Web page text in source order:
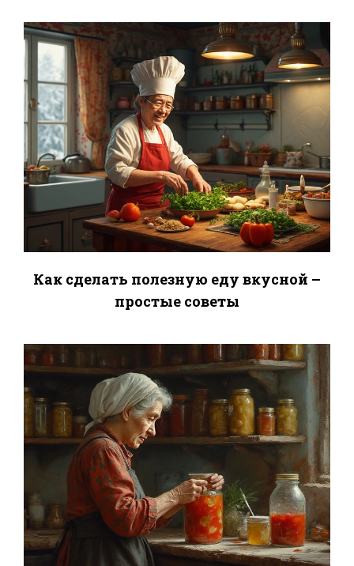
Как сделать полезную еду вкусной –
простые советы